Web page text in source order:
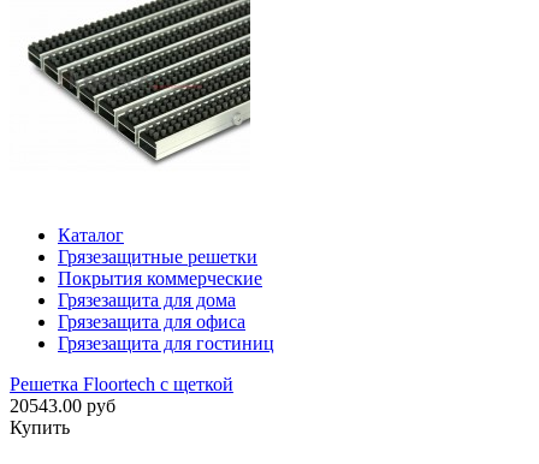
Каталог
Грязезащитные решетки
Покрытия коммерческие
Грязезащита для дома
Грязезащита для офиса
Грязезащита для гостиниц
Решетка Floortech с щеткой
20543.00 руб
Купить